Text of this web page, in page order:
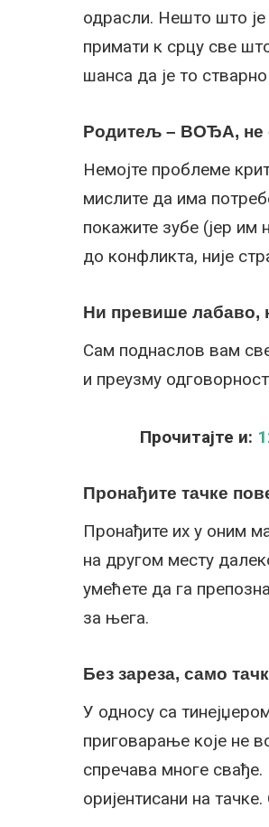
одрасли. Нешто што
примати к срцу све
шанса да је то
Родитељ – ВОЂА, не
Немојте проблеме
мислите да има
покажите зубе (јер
до конфликта, није
Ни превише лабаво,
Сам поднаслов вам
и преузму
Прочитајте и:
Пронађите тачке
Пронађите их у оним
на другом месту
умећете да га
за њега.
Без зареза, само
У односу са
приговарање које не
спречава многе
оријентисани на